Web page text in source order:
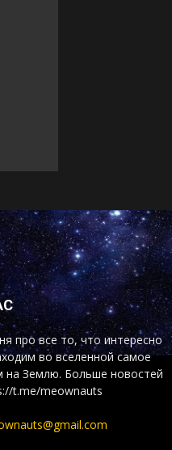
про все то, что интересно
во вселенной самое
на Землю. Больше новостей
t.me/meownauts